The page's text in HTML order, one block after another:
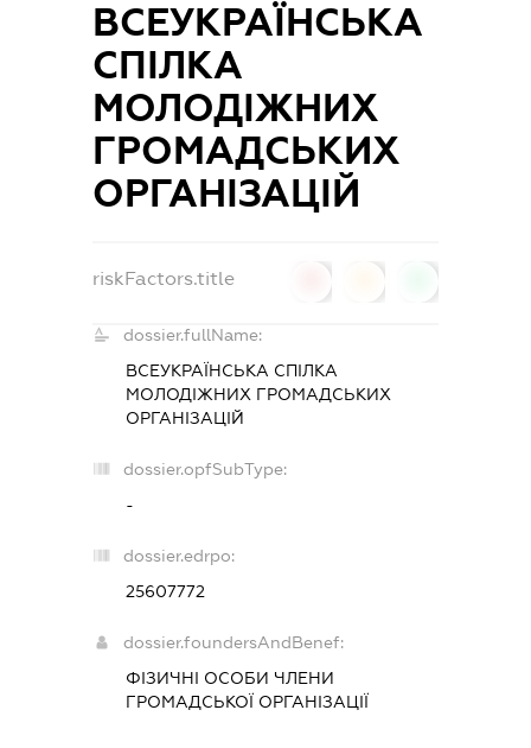
ВСЕУКРАЇНСЬКА
СПІЛКА
МОЛОДІЖНИХ
ГРОМАДСЬКИХ
ОРГАНІЗАЦІЙ
riskFactors.title
dossier.fullName:
ВСЕУКРАЇНСЬКА СПІЛКА
МОЛОДІЖНИХ ГРОМАДСЬКИХ
ОРГАНІЗАЦІЙ
dossier.opfSubType:
-
dossier.edrpo:
25607772
dossier.foundersAndBenef:
ФІЗИЧНІ ОСОБИ ЧЛЕНИ
ГРОМАДСЬКОЇ ОРГАНІЗАЦІЇ